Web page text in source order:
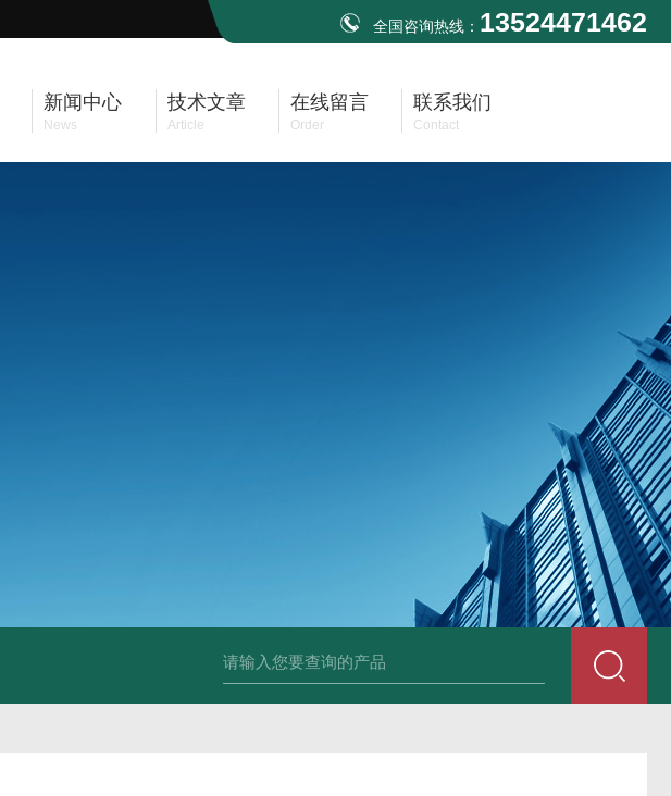
全国咨询热线： 13524471462
新闻中心
News
技术文章
Article
在线留言
Order
联系我们
Contact